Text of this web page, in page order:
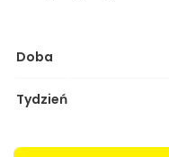
Doba
Tydzień